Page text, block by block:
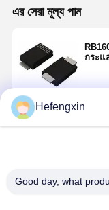
এর সেরা মূল্য পান
กระแ
Hefengxin
Good day, what